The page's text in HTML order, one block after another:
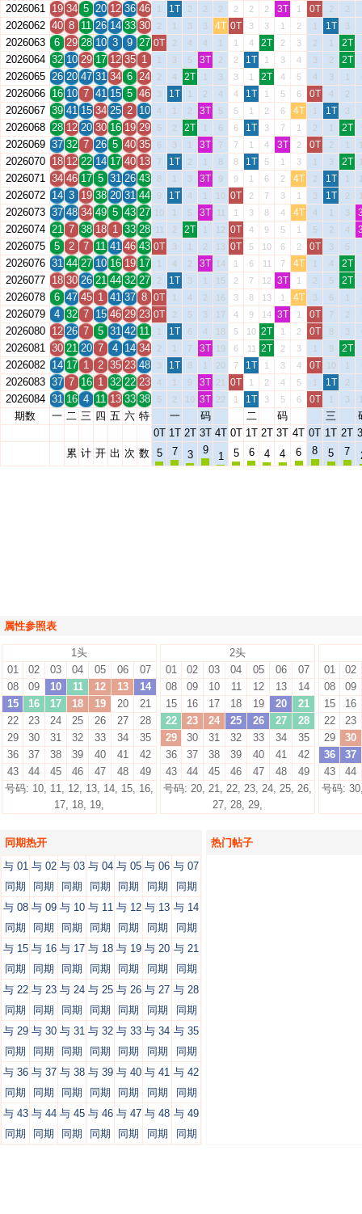
2026061 19 34 5 20 12 36 46 1 1T 2 2 2 2 2 2 3T 1 0T 2 2
2026062 40 8 11 26 14 33 30 2 1 3 3 4T 0T 3 3 1 2 1 1T 3
2026063 6 29 28 10 3 9 27 0T 2 4 4 1 1 4 2T 2 3 2 1 2T
2026064 32 10 29 17 12 35 1 1 3 5 3T 2 2 1T 1 3 4 3 2 2T
2026065 26 20 47 31 34 6 24 2 4 2T 1 3 3 1 2T 4 5 4 3 1
2026066 16 10 7 41 15 5 46 3 1T 1 2 4 4 1T 1 5 6 0T 4 2
2026067 39 41 15 34 25 2 10 4 1 2 3T 5 5 1 2 6 4T 1 1T 3
2026068 28 12 20 30 16 19 29 5 2 2T 1 6 6 1T 3 7 1 2 1 2T
2026069 37 32 7 26 5 40 35 6 3 1 3T 7 7 1 4 3T 2 0T 2 1
2026070 18 12 22 14 17 40 13 7 1T 2 1 8 8 1T 5 1 3 1 3 2T
2026071 34 46 17 5 31 26 43 8 1 3 3T 9 9 1 6 2 4T 2 1T 1
2026072 14 3 19 38 20 31 44 9 1T 4 1 10 0T 2 7 3 1 3 1T 2
2026073 37 48 34 49 5 43 27 10 1 5 3T 11 1 3 8 4 4T 4 1 3
2026074 21 7 38 18 1 33 28 11 2 2T 1 12 0T 4 9 5 1 5 2 4
2026075 5 2 7 11 41 46 43 0T 3 1 2 13 0T 5 10 6 2 0T 3 5
2026076 31 44 27 10 16 19 17 1 4 2 3T 14 1 6 11 7 4T 1 4 2T
2026077 18 30 26 21 44 32 27 2 1T 3 1 15 2 7 12 3T 1 2 5 2T
2026078 6 47 45 1 41 37 8 0T 1 4 2 16 3 8 13 1 4T 3 6 1
2026079 4 32 7 15 46 29 23 0T 2 5 3 17 4 9 14 3T 1 0T 7 2
2026080 12 26 7 5 31 42 11 1 1T 6 4 18 5 10 2T 1 2 0T 8 3
2026081 30 21 20 7 4 14 34 2 1 7 3T 19 6 11 2T 2 3 1 9 2T
2026082 14 17 1 2 35 23 48 3 1T 8 1 20 7 1T 1 3 4 0T 10 1
2026083 37 7 16 1 32 22 23 4 1 9 3T 21 0T 1 2 4 5 1 1T 2
2026084 31 16 4 11 13 33 38 5 2 10 3T 22 1 1T 3 5 6 0T 1 3
期数 一 二 三 四 五 六 特 一 码 二 码 三
0T 1T 2T 3T 4T 0T 1T 2T 3T 4T 0T 1T 2T
累 计 开 出 次 数 5 7 3 9
1 5 6 4 4 6 8 5 7
属性参照表
1头
01
02 03 04 05 06
07
08
09 10 11 12 13
14
15
16 17 18 19 20
21
22
23 24 25 26 27
28
29
30 31 32 33 34
35
36
37 38 39 40 41
42
43
44 45 46 47 48
49
号码: 10, 11, 12, 13, 14, 15, 16,
17, 18, 19,
2头
01
02 03 04 05 06
07
08
09 10 11 12 13
14
15
16 17 18 19 20
21
22
23 24 25 26 27
28
29
30 31 32 33 34
35
36
37 38 39 40 41
42
43
44 45 46 47 48
49
号码: 20, 21, 22, 23, 24, 25, 26,
27, 28, 29,
01
02
08
09
15
16
22
23
29
30
36
37
43
44
号码:
同期热开
与 01
同期
与 02
同期
与 03
同期
与 04
同期
与 05
同期
与 06
同期
与 07
同期
与 08
同期
与 09
同期
与 10
同期
与 11
同期
与 12
同期
与 13
同期
与 14
同期
与 15
同期
与 16
同期
与 17
同期
与 18
同期
与 19
同期
与 20
同期
与 21
同期
与 22
同期
与 23
同期
与 24
同期
与 25
同期
与 26
同期
与 27
同期
与 28
同期
与 29
同期
与 30
同期
与 31
同期
与 32
同期
与 33
同期
与 34
同期
与 35
同期
与 36
同期
与 37
同期
与 38
同期
与 39
同期
与 40
同期
与 41
同期
与 42
同期
与 43
同期
与 44
同期
与 45
同期
与 46
同期
与 47
同期
与 48
同期
与 49
同期
热门帖子